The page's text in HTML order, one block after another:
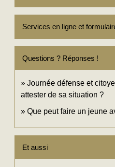
Services en ligne et
Questions ? Réponses !
Journée défense et
attester de sa situation ?
Que peut faire un jeune
Et aussi